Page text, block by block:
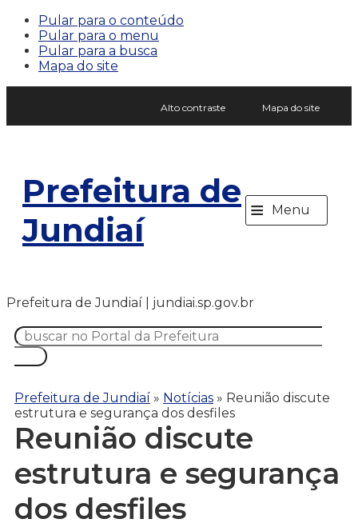
Pular para o conteúdo
Pular para o menu
Pular para a busca
Mapa do site
Alto contraste Mapa do site
Prefeitura de
Jundiaí
≡ Menu
Prefeitura de Jundiaí | jundiai.sp.gov.br
Prefeitura de Jundiaí » Notícias » Reunião discute
estrutura e segurança dos desfiles
Reunião discute
estrutura e segurança
dos desfiles